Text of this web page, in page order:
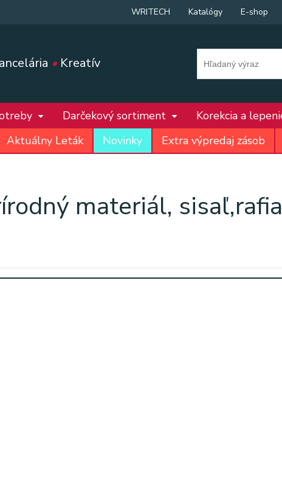
•Kreatív
WRITECH Katalógy E-shop
Darčekový sortiment Korekcia a
Aktuálny Leták Novinky Extra výpredaj zásob
materiál, sisaľ,rafia